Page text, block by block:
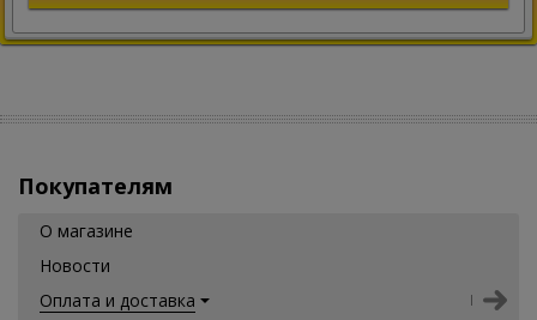
Покупателям
О магазине
Новости
Оплата и доставка